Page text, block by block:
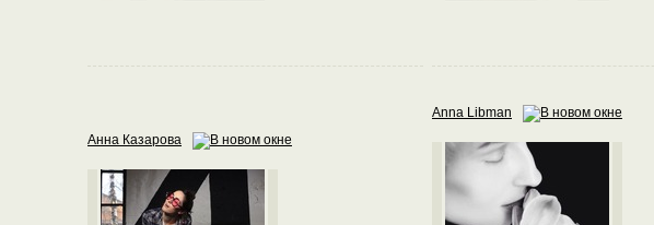
Анна Казарова
Anna Libman